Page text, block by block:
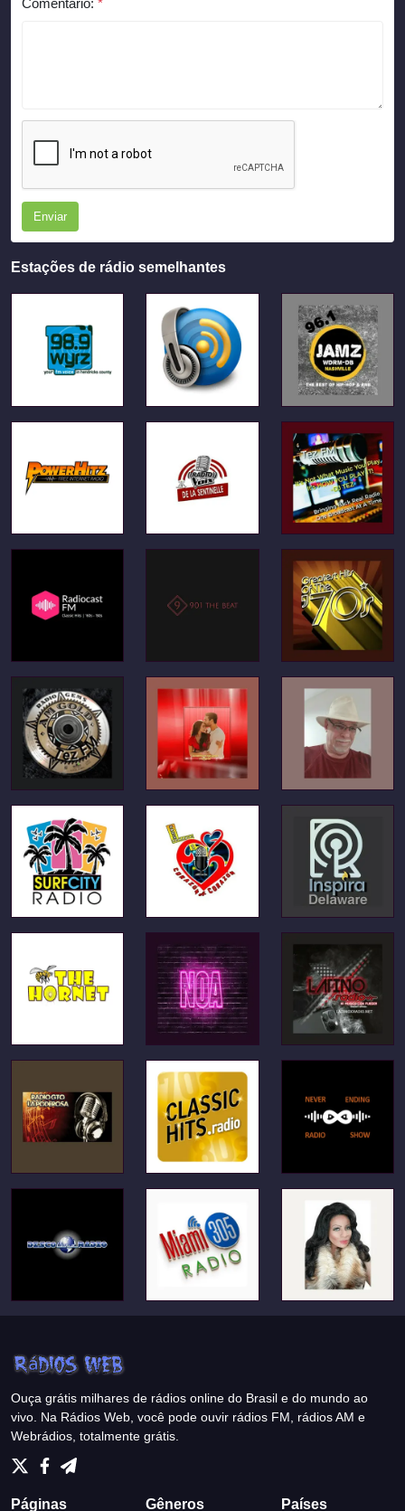
Comentário: *
Enviar
Estações de rádio semelhantes
Ouça grátis milhares de rádios online do Brasil e do mundo ao
vivo. Na Rádios Web, você pode ouvir rádios FM, rádios AM e
Webrádios, totalmente grátis.
Páginas Gêneros Países